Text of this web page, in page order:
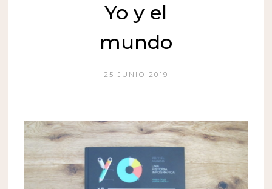
Yo y el
mundo
25 JUNIO 2019